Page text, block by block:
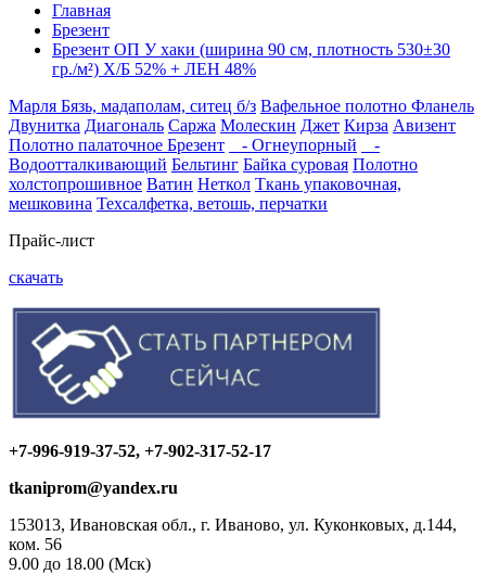
Главная
Брезент
Брезент ОП У хаки (ширина 90 см, плотность 530±30
гр./м²) Х/Б 52% + ЛЕН 48%
Марля Бязь, мадаполам, ситец б/з Вафельное полотно Фланель
Двунитка Диагональ Саржа Молескин Джет Кирза Авизент
Полотно палаточное Брезент - Огнеупорный
-
Водоотталкивающий Бельтинг Байка суровая Полотно
холстопрошивное Ватин Неткол Ткань упаковочная,
мешковина Техсалфетка, ветошь, перчатки
Прайс-лист
скачать
+7-996-919-37-52, +7-902-317-52-17
tkaniprom@yandex.ru
153013, Ивановская обл., г. Иваново, ул. Куконковых, д.144,
ком. 56
9.00 до 18.00 (Мск)